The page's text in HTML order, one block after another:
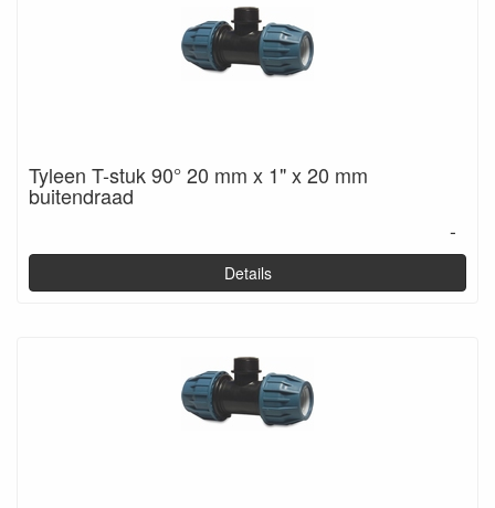
Tyleen T-stuk 90° 20 mm x 1" x 20 mm
buitendraad
-
Details